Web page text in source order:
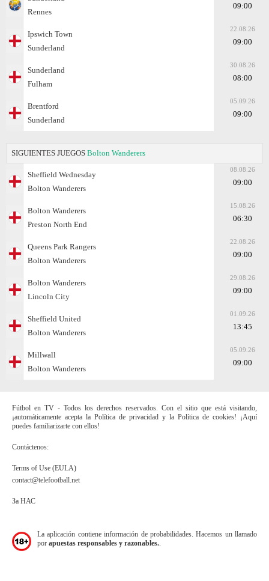
Rennes
09:00
Ipswich Town
Sunderland
22.08.26
09:00
Sunderland
Fulham
30.08.26
08:00
Brentford
Sunderland
05.09.26
09:00
SIGUIENTES JUEGOS Bolton Wanderers
Sheffield Wednesday
Bolton Wanderers
08.08.26
09:00
Bolton Wanderers
Preston North End
15.08.26
06:30
Queens Park Rangers
Bolton Wanderers
22.08.26
09:00
Bolton Wanderers
Lincoln City
29.08.26
09:00
Sheffield United
Bolton Wanderers
01.09.26
13:45
Millwall
Bolton Wanderers
05.09.26
09:00
Fútbol en TV - Todos los derechos reservados. Con el sitio que está visitando,
¡automáticamente acepta la Política de privacidad y la Política de cookies! ¡Aquí
puedes familiarizarte con ellos!
Contáctenos:
Terms of Use (EULA)
contact@telefootball.net
За НАС
La aplicación contiene información de probabilidades. Hacemos un llamado
por apuestas responsables y razonables.